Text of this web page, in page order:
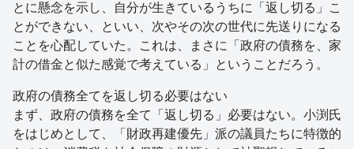
とに懸念を示し、自分が生きているうちに「返し切る」こ
とができない、といい、次やその次の世代に先送りになる
ことを心配していた。これは、まさに「政府の債務を、家
計の借金と似た感覚で考えている」ということだろう。
政府の債務全てを返し切る必要はない
まず、政府の債務を全て「返し切る」必要はない。小渕氏
をはじめとして、「財政再建優先」派の議員たちに特徴的